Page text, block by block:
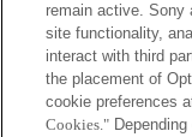
remain active. Sony
site functionality,
interact with third
the placement of
cookie preferences
Cookies."